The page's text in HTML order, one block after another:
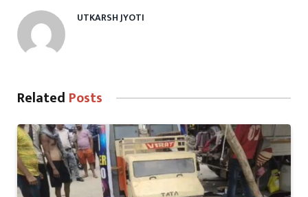
UTKARSH JYOTI
Related Posts